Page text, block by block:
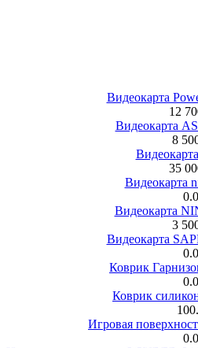
Видеокарта
12
Видеокарта
8
35
Видеокарта
Видеокарта
3
Видеокарта
Коврик
Коврик
Игровая